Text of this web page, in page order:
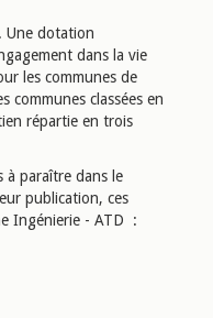
Une dotation
dans la vie
les communes de
classées en
répartie en trois
à paraître dans le
publication, ces
Ingénierie - ATD :